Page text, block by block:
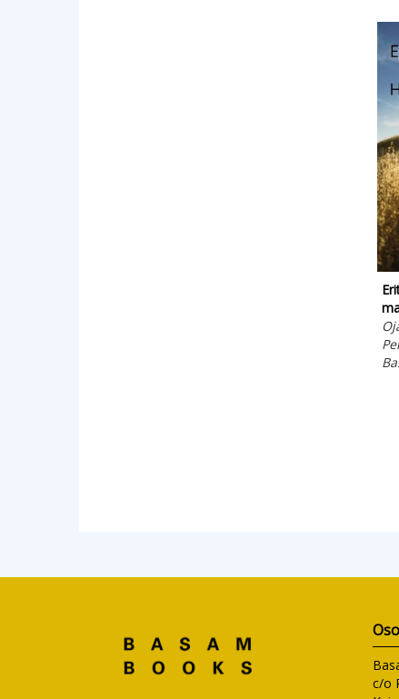
c/o